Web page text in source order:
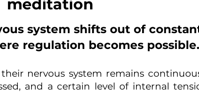
meditation
system shifts out of
regulation becomes possible.
nervous system remains
and a certain level of internal